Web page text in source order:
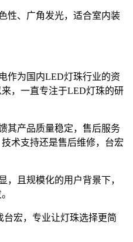
性、广角发光，适合室内装
作为国内LED灯珠行业的资
，一直专注于LED灯珠的研
其产品质量稳定，售后服务
术支持还是售后维修，台宏
，且规模化的用户背景下，
台宏，专业让灯珠选择更简